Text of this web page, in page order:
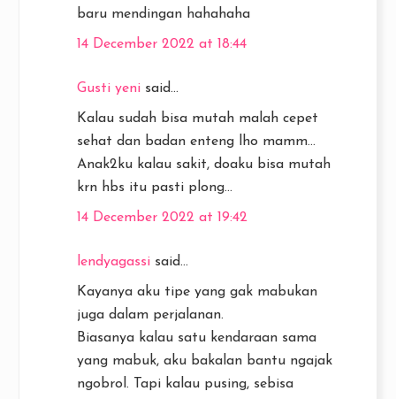
baru mendingan hahahaha
14 December 2022 at 18:44
Gusti yeni said...
Kalau sudah bisa mutah malah cepet
sehat dan badan enteng lho mamm...
Anak2ku kalau sakit, doaku bisa mutah
krn hbs itu pasti plong...
14 December 2022 at 19:42
lendyagassi said...
Kayanya aku tipe yang gak mabukan
juga dalam perjalanan.
Biasanya kalau satu kendaraan sama
yang mabuk, aku bakalan bantu ngajak
ngobrol. Tapi kalau pusing, sebisa